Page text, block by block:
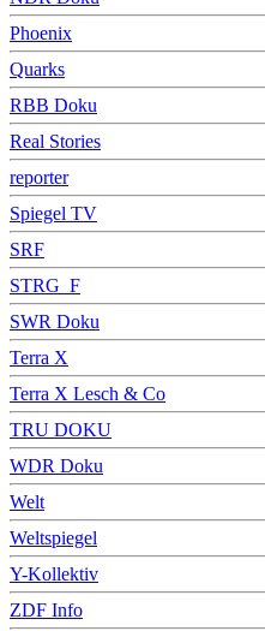
Phoenix
Quarks
RBB Doku
Real Stories
reporter
Spiegel TV
SRF
STRG_F
SWR Doku
Terra X
Terra X Lesch & Co
TRU DOKU
WDR Doku
Welt
Weltspiegel
Y-Kollektiv
ZDF Info